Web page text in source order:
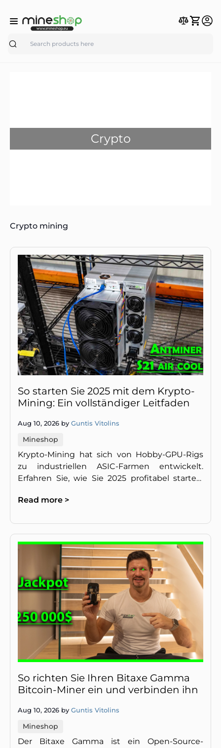
Search
Crypto
Crypto mining
So starten Sie 2025 mit dem Krypto-
Mining: Ein vollständiger Leitfaden
Aug 10, 2026 by Guntis Vitolins
Mineshop
Krypto-Mining hat sich von Hobby-GPU-Rigs
zu industriellen ASIC-Farmen entwickelt.
Erfahren Sie, wie Sie 2025 profitabel starten,
minimieren.
Read more >
So richten Sie Ihren Bitaxe Gamma
Bitcoin-Miner ein und verbinden ihn
Aug 10, 2026 by Guntis Vitolins
Mineshop
Der Bitaxe Gamma ist ein Open-Source-